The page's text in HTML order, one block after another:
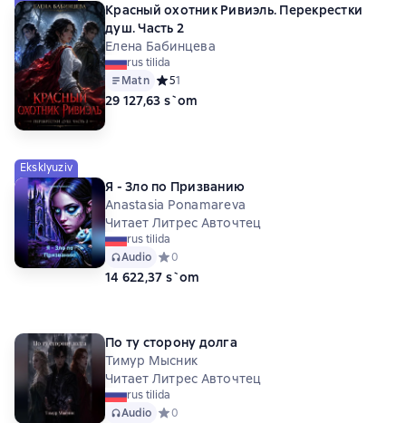
Красный охотник Ривиэль. Перекрестки
душ. Часть 2
Елена Бабинцева
rus tilida
Matn Средний рейтинг 5 на основе 1 оценок
51
29 127,63 s`om
Eksklyuziv
Я - Зло по Призванию
Anastasia Ponamareva
Читает Литрес Авточтец
rus tilida
Audio Средний рейтинг 0 на основе 0 оценок
0
14 622,37 s`om
По ту сторону долга
Тимур Мысник
Читает Литрес Авточтец
rus tilida
Audio Средний рейтинг 0 на основе 0 оценок
0